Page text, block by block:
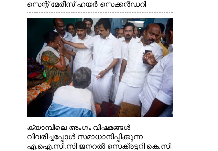
സെന്റ് മേരീസ് ഹയർ സെക്കൻഡറി
സ്കൂളിലെ ക്യാമ്പിലെത്തിയ എ.ഐ.സി.സി
ജനറൽ സെക്രട്ടറി കെ.സി
വേണുഗോപാൽ എം.പി കുരുന്നിനെ
എടുത്ത് ലാളിച്ചപ്പോൾ. സഹകരണ-
എക്സൈസ് വകുപ്പ് മന്ത്രി എം. ലിജു,
കൃഷിവകുപ്പ് മന്ത്രി ടി. സിദ്ദിഖ്, റെജി
ചെറിയാൻ എം. എൽ. എ എന്നിവർ സമീപം
ക്യാമ്പിലെ അംഗം വിഷമങ്ങൾ
വിവരിച്ചപ്പോൾ സമാധാനിപ്പിക്കുന്ന
എ.ഐ.സി.സി ജനറൽ സെക്രട്ടറി കെ.സി